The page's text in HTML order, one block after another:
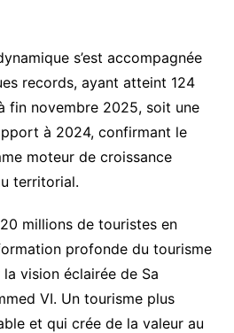
s’est accompagnée
records, ayant atteint 124
fin novembre 2025, soit une
à 2024, confirmant le
moteur de croissance
territorial.
20 millions de touristes en
profonde du tourisme
vision éclairée de Sa
VI. Un tourisme plus
et qui crée de la valeur au